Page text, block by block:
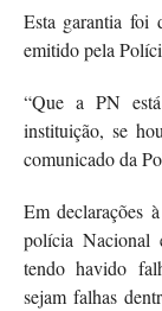
Esta garantia foi
emitido pela
“Que a PN
instituição, se
comunicado da
Em declarações
polícia Nacional
tendo havido
sejam falhas